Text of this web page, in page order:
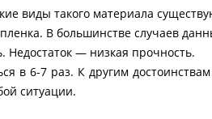
виды такого материала
В большинстве случаев
Недостаток — низкая прочность.
в 6-7 раз. К другим
ситуации.